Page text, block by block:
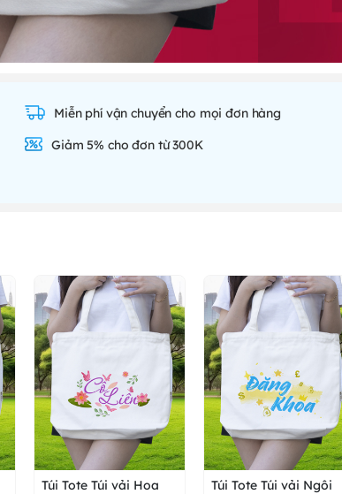
Miễn phí vận chuyển cho mọi đơn hàng
Giảm 5% cho đơn từ 300K
Túi Tote Túi vải Hoa
Túi Tote Túi vải Ngôi